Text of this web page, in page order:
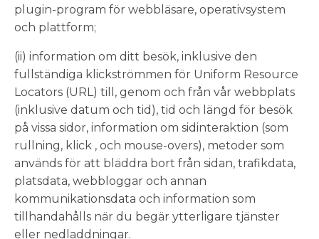
plugin-program för webbläsare, operativsystem
och plattform;
(ii) information om ditt besök, inklusive den
fullständiga klickströmmen för Uniform Resource
Locators (URL) till, genom och från vår webbplats
(inklusive datum och tid), tid och längd för besök
på vissa sidor, information om sidinteraktion (som
rullning, klick , och mouse-overs), metoder som
används för att bläddra bort från sidan, trafikdata,
platsdata, webbloggar och annan
kommunikationsdata och information som
tillhandahålls när du begär ytterligare tjänster
eller nedladdningar.